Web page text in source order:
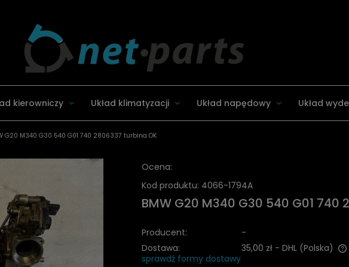
kierowniczy Układ klimatyzacji Układ napędowy Układ
G20 M340 G30 540 G01 740 2806337 turbina OK
Ocena:
Kod produktu: 4066-1794A
BMW G20 M340 G30 540 G01 740
Producent:
-
Dostawa:
35,00 zł - DHL (Polska)
sprawdź formy dostawy